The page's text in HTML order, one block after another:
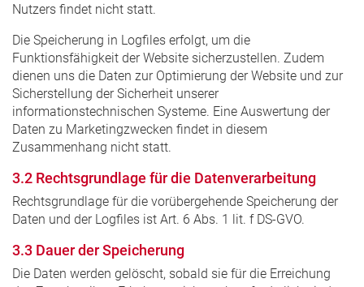
Nutzers findet nicht statt.
Die Speicherung in Logfiles erfolgt, um die
Funktionsfähigkeit der Website sicherzustellen. Zudem
dienen uns die Daten zur Optimierung der Website und zur
Sicherstellung der Sicherheit unserer
informationstechnischen Systeme. Eine Auswertung der
Daten zu Marketingzwecken findet in diesem
Zusammenhang nicht statt.
3.2 Rechtsgrundlage für die Datenverarbeitung
Rechtsgrundlage für die vorübergehende Speicherung der
Daten und der Logfiles ist Art. 6 Abs. 1 lit. f DS-GVO.
3.3 Dauer der Speicherung
Die Daten werden gelöscht, sobald sie für die Erreichung